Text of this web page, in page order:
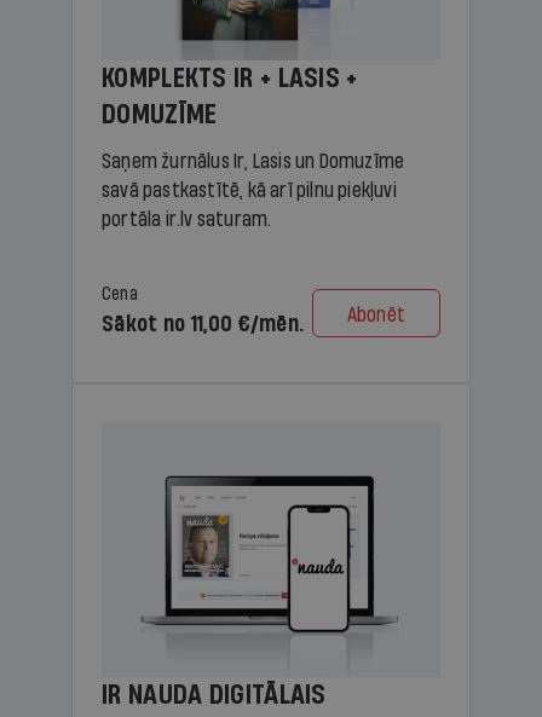
KOMPLEKTS IR + LASIS +
DOMUZĪME
Saņem žurnālus Ir, Lasis un Domuzīme
savā pastkastītē, kā arī pilnu piekļuvi
portāla ir.lv saturam.
Cena
Sākot no 11,00 €/mēn. Abonēt
IR NAUDA DIGITĀLAIS